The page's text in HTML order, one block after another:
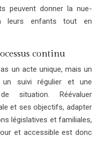
peuvent donner la nue-
leurs enfants tout en
continu
un acte unique, mais un
un suivi régulier et une
situation. Réévaluer
et ses objectifs, adapter
législatives et familiales,
et accessible est donc